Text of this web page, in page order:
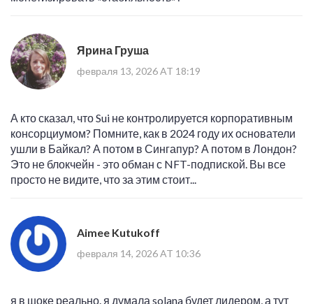
Ярина Груша
февраля 13, 2026 AT 18:19
А кто сказал, что Sui не контролируется корпоративным
консорциумом? Помните, как в 2024 году их основатели
ушли в Байкал? А потом в Сингапур? А потом в Лондон?
Это не блокчейн - это обман с NFT-подпиской. Вы все
просто не видите, что за этим стоит...
Aimee Kutukoff
февраля 14, 2026 AT 10:36
я в шоке реально. я думала solana будет лидером, а тут